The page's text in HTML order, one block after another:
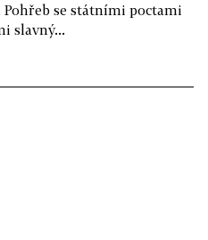
se státními poctami
slavný...